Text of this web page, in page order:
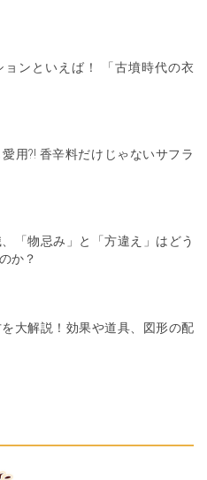
ョンといえば！ 「古墳時代の衣
用?! 香辛料だけじゃないサフラ
「物忌み」と「方違え」はどう
か？
大解説！効果や道具、図形の配